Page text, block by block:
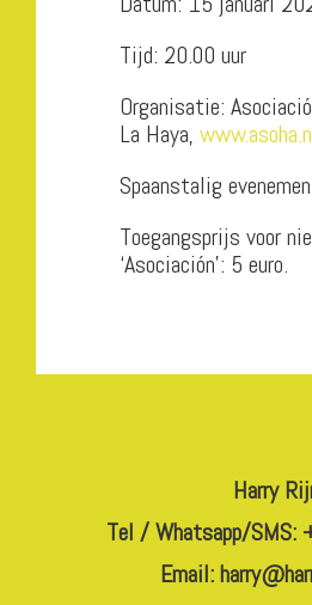
Tijd: 20.00 uur
Organisatie:
La Haya,
Spaanstalig
Toegangsprijs voor
‘Asociación’: 5 euro.
Harry
Tel / Whatsapp/
Email: